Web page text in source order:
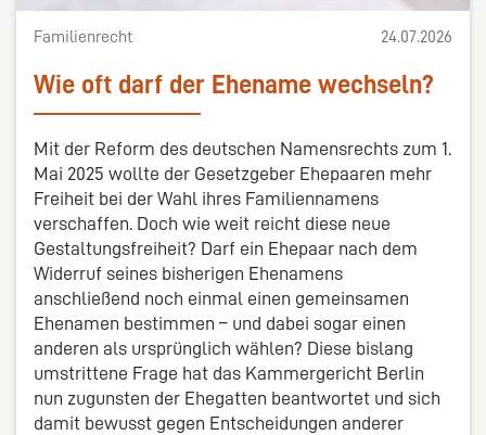
Familienrecht 24.07.2026
Wie oft darf der Ehename wechseln?
Mit der Reform des deutschen Namensrechts zum 1.
Mai 2025 wollte der Gesetzgeber Ehepaaren mehr
Freiheit bei der Wahl ihres Familiennamens
verschaffen. Doch wie weit reicht diese neue
Gestaltungsfreiheit? Darf ein Ehepaar nach dem
Widerruf seines bisherigen Ehenamens
anschließend noch einmal einen gemeinsamen
Ehenamen bestimmen – und dabei sogar einen
anderen als ursprünglich wählen? Diese bislang
umstrittene Frage hat das Kammergericht Berlin
nun zugunsten der Ehegatten beantwortet und sich
damit bewusst gegen Entscheidungen anderer